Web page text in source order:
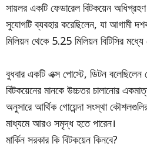
সায়লর একটি ফেডারেল বিটকয়েন
সুযোগটি ব্যবহার করেছিলেন, যা আগামী
মিলিয়ন থেকে 5.25 মিলিয়ন বিটিসির মধ্যে
বুধবার একটি এক্স পোস্টে, ডিটন বলেছিলেন
বিটকয়েনের মানকে উচ্চতর চালানোর
অনুসারে আর্থিক গোয়েন্দা সংস্থা
মাধ্যমে আরও সমৃদ্ধ হতে পারেন।
মার্কিন সরকার কি বিটকয়েন কিনবে?